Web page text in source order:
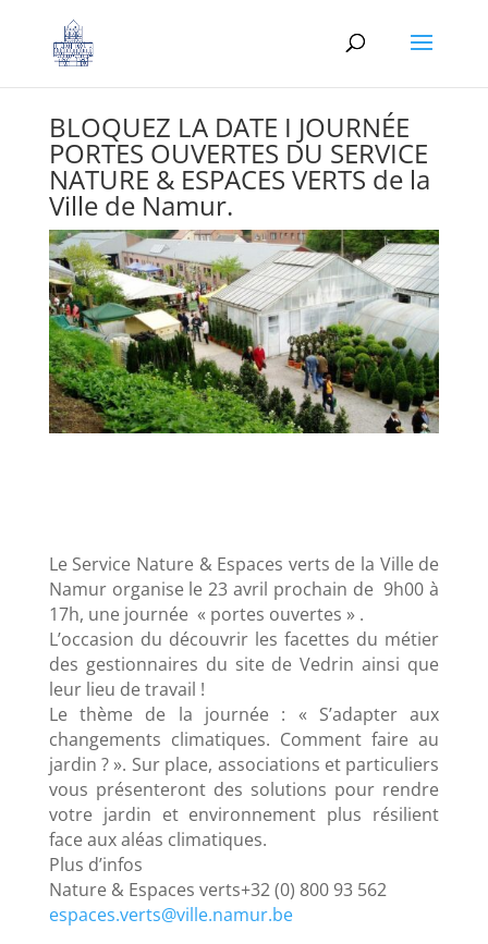
BLOQUEZ LA DATE I JOURNÉE
PORTES OUVERTES DU SERVICE
NATURE & ESPACES VERTS de la
Ville de Namur.
Le Service Nature & Espaces verts de la Ville de
Namur organise le 23 avril prochain de 9h00 à
17h, une journée « portes ouvertes » .
L’occasion du découvrir les facettes du métier
des gestionnaires du site de Vedrin ainsi que
leur lieu de travail !
Le thème de la journée : « S’adapter aux
changements climatiques. Comment faire au
jardin ? ». Sur place, associations et particuliers
vous présenteront des solutions pour rendre
votre jardin et environnement plus résilient
face aux aléas climatiques.
Plus d’infos
Nature & Espaces verts+32 (0) 800 93 562
espaces.verts@ville.namur.be